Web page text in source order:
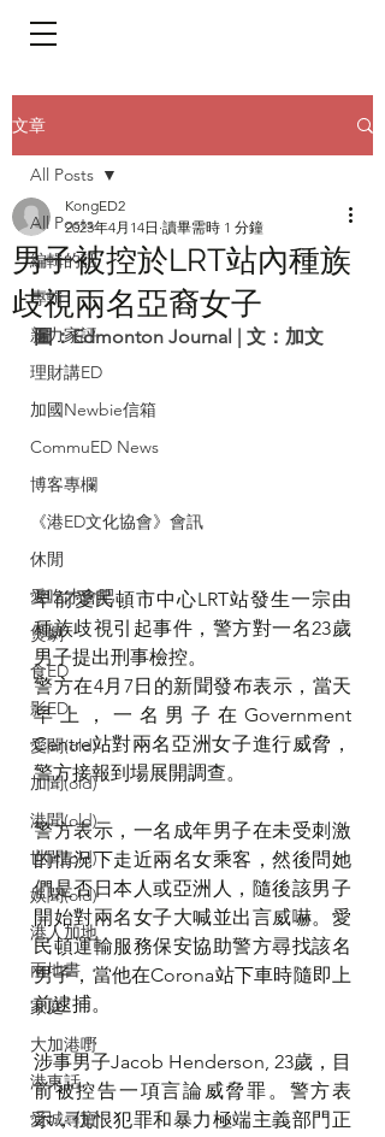
文章
All Posts
編輯的話
專輯
新力家評
理財講ED
加國Newbie信箱
CommuED News
博客專欄
《港ED文化協會》會訊
休閒
愛吃才會肥
煲劇
食ED
影ED
愛聞(old)
加聞(old)
港聞(old)
世聞(old)
娛聞(old)
港人加地
兩地書
家庭
大加港嘢
港東話
愛城尋寶
All Posts
男子被控於LRT站內種族
歧視兩名亞裔女子
KongED2
2023年4月14日 讀畢需時 1 分鐘
圖：Edmonton Journal | 文：加文
早前愛民頓市中心LRT站發生一宗由
種族歧視引起事件，警方對一名23歲
男子提出刑事檢控。
警方在4月7日的新聞發布表示，當天
早上，一名男子在Government
Centre站對兩名亞洲女子進行威脅，
警方接報到場展開調查。
警方表示，一名成年男子在未受刺激
的情況下走近兩名女乘客，然後問她
們是否日本人或亞洲人，隨後該男子
開始對兩名女子大喊並出言威嚇。愛
民頓運輸服務保安協助警方尋找該名
男子，當他在Corona站下車時隨即上
前逮捕。
涉事男子Jacob Henderson, 23歲，目
前被控告一項言論威脅罪。警方表
示，仇恨犯罪和暴力極端主義部門正